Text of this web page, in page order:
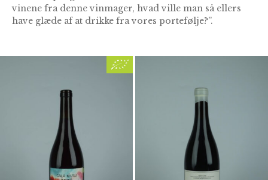
vinene fra denne vinmager, hvad ville man så ellers
have glæde af at drikke fra vores portefølje?”.